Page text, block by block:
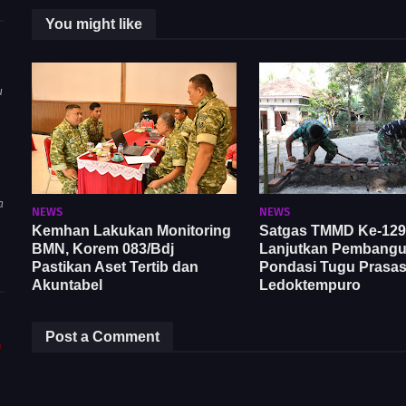
You might like
NEWS
Kemhan Lakukan Monitoring
BMN, Korem 083/Bdj
Pastikan Aset Tertib dan
Akuntabel
NEWS
Satgas TMMD Ke-129
Lanjutkan
Pondasi Tugu
Ledoktempuro
Post a Comment